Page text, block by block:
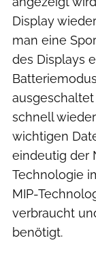
Display
man eine
des Displays
schnell
wichtigen
eindeutig der
Technologie
MIP-
verbraucht
benötigt.